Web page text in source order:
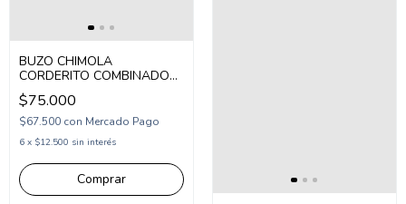
BUZO CHIMOLA
CORDERITO COMBINADO
JASPER (CH26SW23)
$75.000
$67.500 con Mercado Pago
6 x $12.500 sin interés
Comprar